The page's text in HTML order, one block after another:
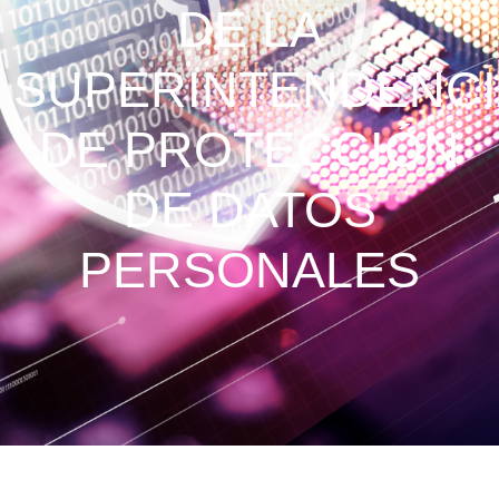
DE LA
DE PROTECCIÓN
DE DATOS
PERSONALES